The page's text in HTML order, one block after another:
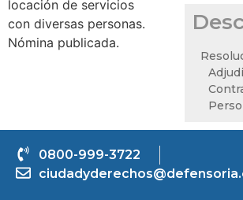
locación de servicios
con diversas personas.
Nómina publicada.
0800-999-3722